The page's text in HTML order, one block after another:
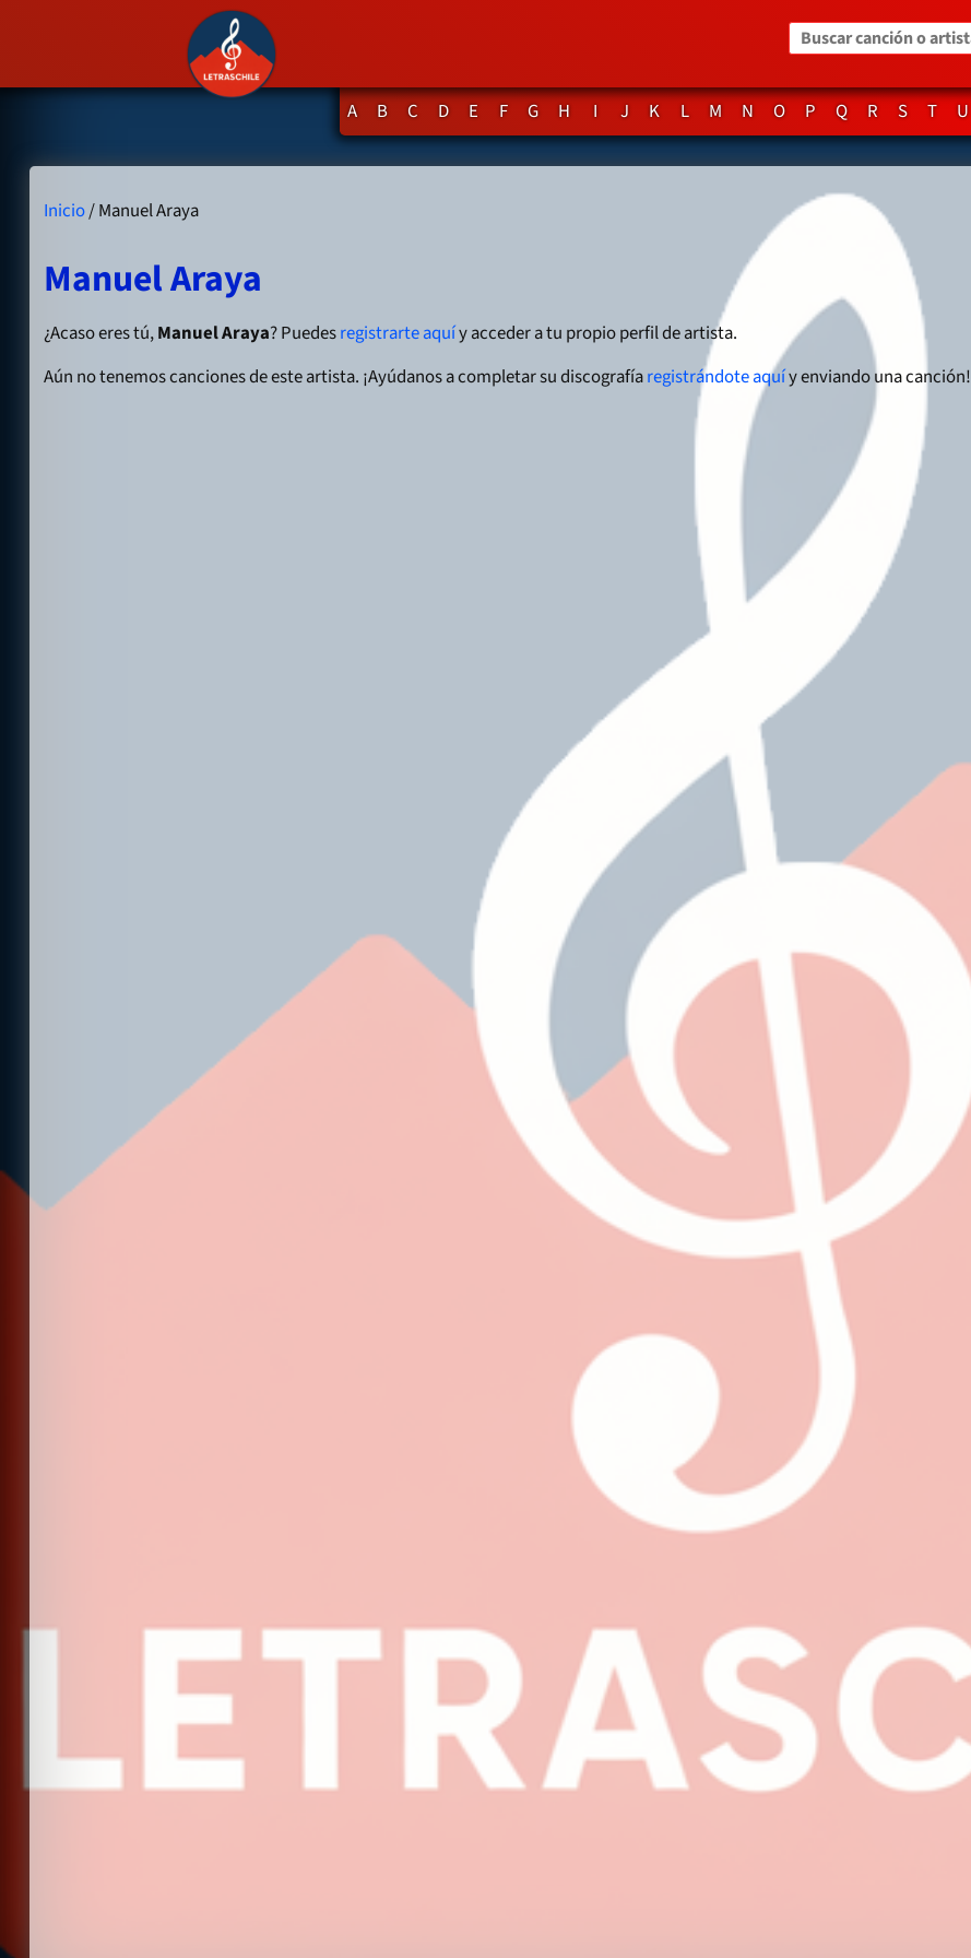
Buscar canción o artista
A B C D E F G H I J K L M N O P Q R S T U
Inicio/ Manuel Araya
Manuel Araya
¿Acaso eres tú,Manuel Araya? Puedesregistrarte aquíy acceder a tu propio perfil de artista.
Aún no tenemos canciones de este artista. ¡Ayúdanos a completar su discografíaregistrándote aquíy enviando una canción!